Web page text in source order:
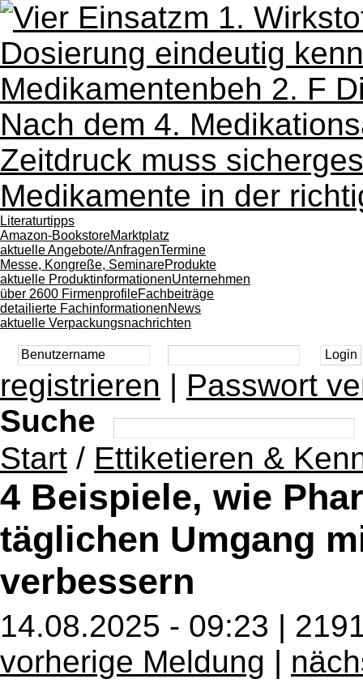
Literaturtipps
Amazon-BookstoreMarktplatz
aktuelle Angebote/AnfragenTermine
Messe, Kongreße, SeminareProdukte
aktuelle ProduktinformationenUnternehmen
über 2600 FirmenprofileFachbeiträge
detailierte FachinformationenNews
aktuelle Verpackungsnachrichten
registrieren | Passwort
Suche
Start / Ettiketieren &
4 Beispiele, wie
täglichen Umgang
verbessern
14.08.2025 - 09:23 |
vorherige Meldung |